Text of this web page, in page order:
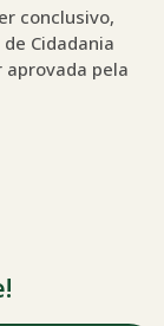
conclusivo,
Cidadania
aprovada pela